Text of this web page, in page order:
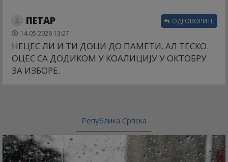
ПЕТАР
14.05.2026 13:27
НЕЦЕС ЛИ И ТИ ДОЦИ ДО ПАМЕТИ. АЛ ТЕСКО.
ОЦЕС СА ДОДИКОМ У КОАЛИЦИЈУ У ОКТОБРУ
ЗА ИЗБОРЕ.
ОДГОВОРИТЕ
Република Српска